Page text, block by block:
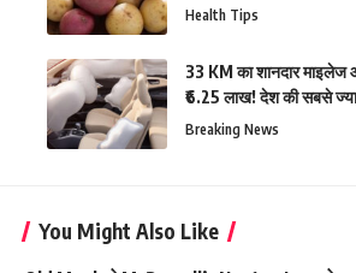
Health Tips
33 KM का शानदार
₹6.25 लाख! देश की सबसे
Breaking News
You Might Also Like